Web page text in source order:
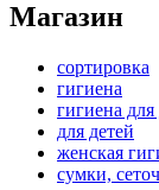
Магазин
сортировка
гигиена
гигиена для
для детей
женская
сумки,